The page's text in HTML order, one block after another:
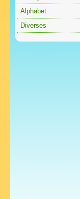
Alphabet
Diverses